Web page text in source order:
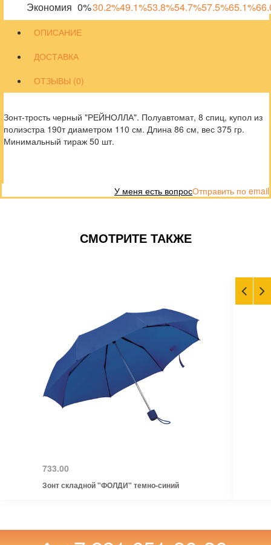
Экономия 0%30.2%49.1%53.8%54.7%57.5%65.1%
ОПИСАНИЕ
ДОСТАВКА
ОТЗЫВЫ (0)
Зонт-трость черный "РЕЙНОЛЛА". Полуавтомат, 8 спиц, купол из
полиэстра 190т диаметром 110 см. Длина 86 см, вес 375 гр.
Минимальный тираж 50 шт.
Отправить по email
У меня есть вопрос
СМОТРИТЕ ТАКЖЕ
733.00
Зонт складной "ФОЛДИ" темно-синий